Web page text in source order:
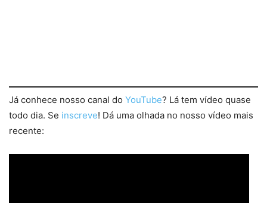
Já conhece nosso canal do YouTube? Lá tem vídeo quase
todo dia. Se inscreve! Dá uma olhada no nosso vídeo mais
recente: